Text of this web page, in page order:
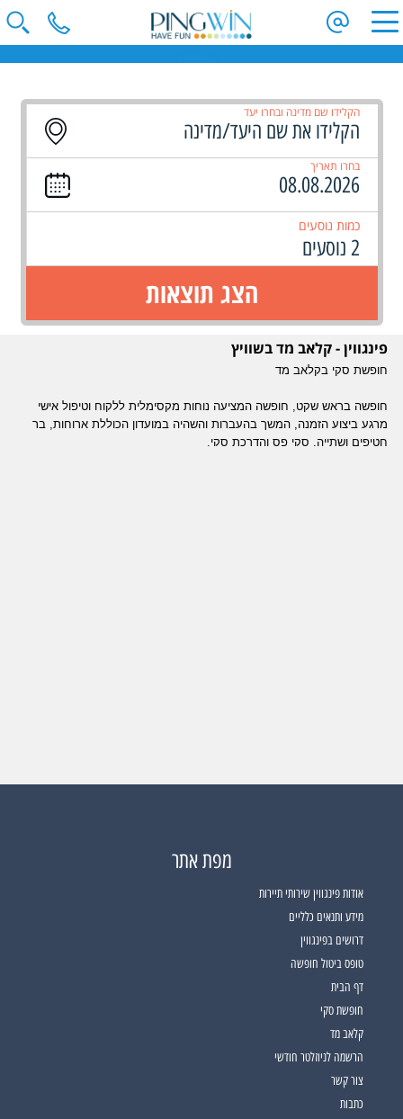
הקלידו שם מדינה ובחרו יעד
בחרו תאריך
כמות נוסעים
2 נוסעים
הצג תוצאות
פינגווין - קלאב מד בשוויץ
חופשת סקי בקלאב מד
חופשה בראש שקט, חופשה המציעה נוחות מקסימלית ללקוח וטיפול אישי
מרגע ביצוע הזמנה, המשך בהעברות והשהיה במועדון הכוללת ארוחות, בר
חטיפים ושתייה, סקי פס והדרכת סקי.
מפת אתר
אודות פינגווין שירותי תיירות
מידע ותנאים כלליים
דרושים בפינגווין
טופס ביטול חופשה
דף הבית
חופשת סקי
קלאב מד
הרשמה לניוזלטר חודשי
צור קשר
כתבות